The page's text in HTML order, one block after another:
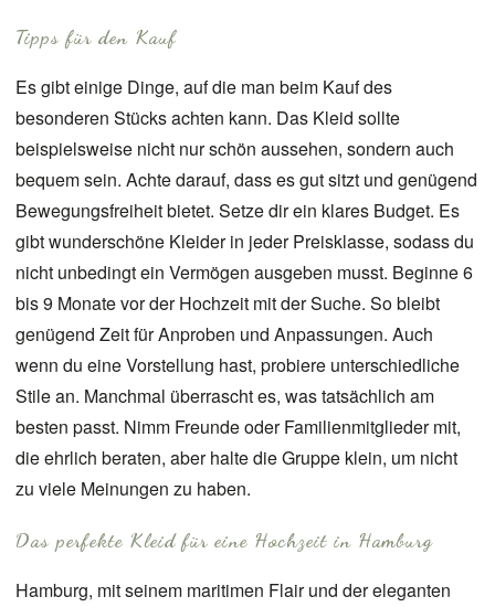
Tipps für den Kauf
Es gibt einige Dinge, auf die man beim Kauf des
besonderen Stücks achten kann. Das Kleid sollte
beispielsweise nicht nur schön aussehen, sondern auch
bequem sein. Achte darauf, dass es gut sitzt und genügend
Bewegungsfreiheit bietet. Setze dir ein klares Budget. Es
gibt wunderschöne Kleider in jeder Preisklasse, sodass du
nicht unbedingt ein Vermögen ausgeben musst. Beginne 6
bis 9 Monate vor der Hochzeit mit der Suche. So bleibt
genügend Zeit für Anproben und Anpassungen. Auch
wenn du eine Vorstellung hast, probiere unterschiedliche
Stile an. Manchmal überrascht es, was tatsächlich am
besten passt. Nimm Freunde oder Familienmitglieder mit,
die ehrlich beraten, aber halte die Gruppe klein, um nicht
zu viele Meinungen zu haben.
Das perfekte Kleid für eine Hochzeit in Hamburg
Hamburg, mit seinem maritimen Flair und der eleganten